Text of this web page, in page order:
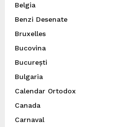
Belgia
Benzi Desenate
Bruxelles
Bucovina
București
Bulgaria
Calendar Ortodox
Canada
Carnaval